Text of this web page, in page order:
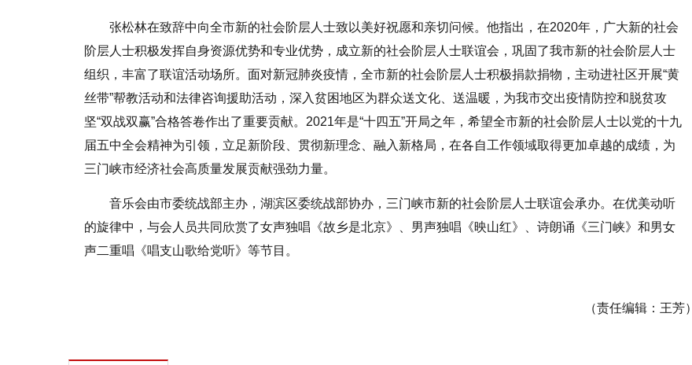
张松林在致辞中向全市新的社会阶层人士致以美好祝愿和亲切问候。他指出，在2020年，广大新的社会
阶层人士积极发挥自身资源优势和专业优势，成立新的社会阶层人士联谊会，巩固了我市新的社会阶层人士
组织，丰富了联谊活动场所。面对新冠肺炎疫情，全市新的社会阶层人士积极捐款捐物，主动进社区开展“黄
丝带”帮教活动和法律咨询援助活动，深入贫困地区为群众送文化、送温暖，为我市交出疫情防控和脱贫攻
坚“双战双赢”合格答卷作出了重要贡献。2021年是“十四五”开局之年，希望全市新的社会阶层人士以党的十九
届五中全会精神为引领，立足新阶段、贯彻新理念、融入新格局，在各自工作领域取得更加卓越的成绩，为
三门峡市经济社会高质量发展贡献强劲力量。
音乐会由市委统战部主办，湖滨区委统战部协办，三门峡市新的社会阶层人士联谊会承办。在优美动听
的旋律中，与会人员共同欣赏了女声独唱《故乡是北京》、男声独唱《映山红》、诗朗诵《三门峡》和男女
声二重唱《唱支山歌给党听》等节目。
（责任编辑：王芳）